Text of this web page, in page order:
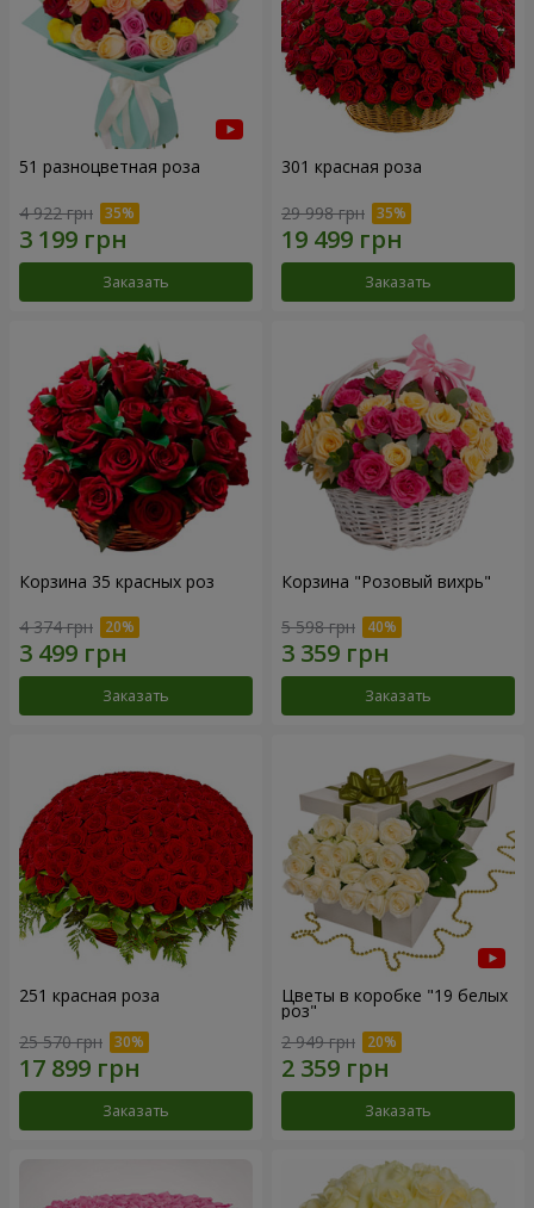
51 разноцветная роза
4 922 грн
Заказать
301 красная роза
29 998 грн
Заказать
Корзина 35 красных роз
4 374 грн
Заказать
Корзина "Розовый вихрь"
5 598 грн
Заказать
251 красная роза
25 570 грн
Заказать
Цветы в коробке "19 белых
роз"
2 949 грн
Заказать